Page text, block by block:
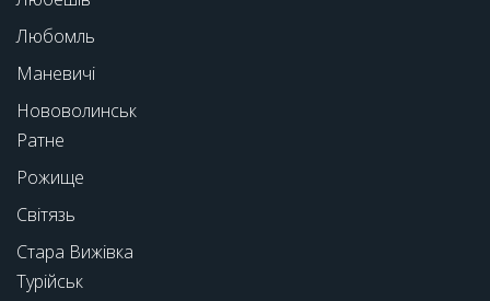
Любомль
Маневичі
Нововолинськ
Ратне
Рожище
Світязь
Стара Вижівка
Турійськ